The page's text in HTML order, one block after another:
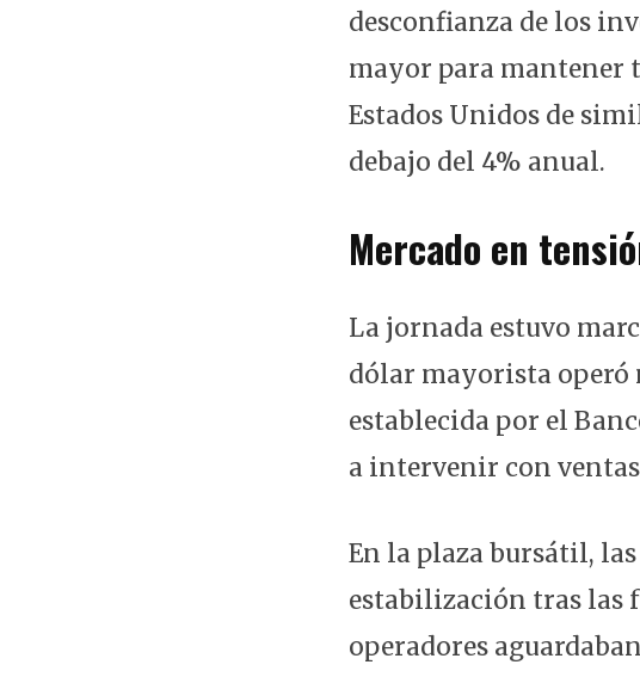
desconfianza de los
mayor para mantener
Estados Unidos de
debajo del 4% anual.
Mercado en
La jornada estuvo
dólar mayorista operó
establecida por el
a intervenir con
En la plaza bursátil,
estabilización tras las
operadores